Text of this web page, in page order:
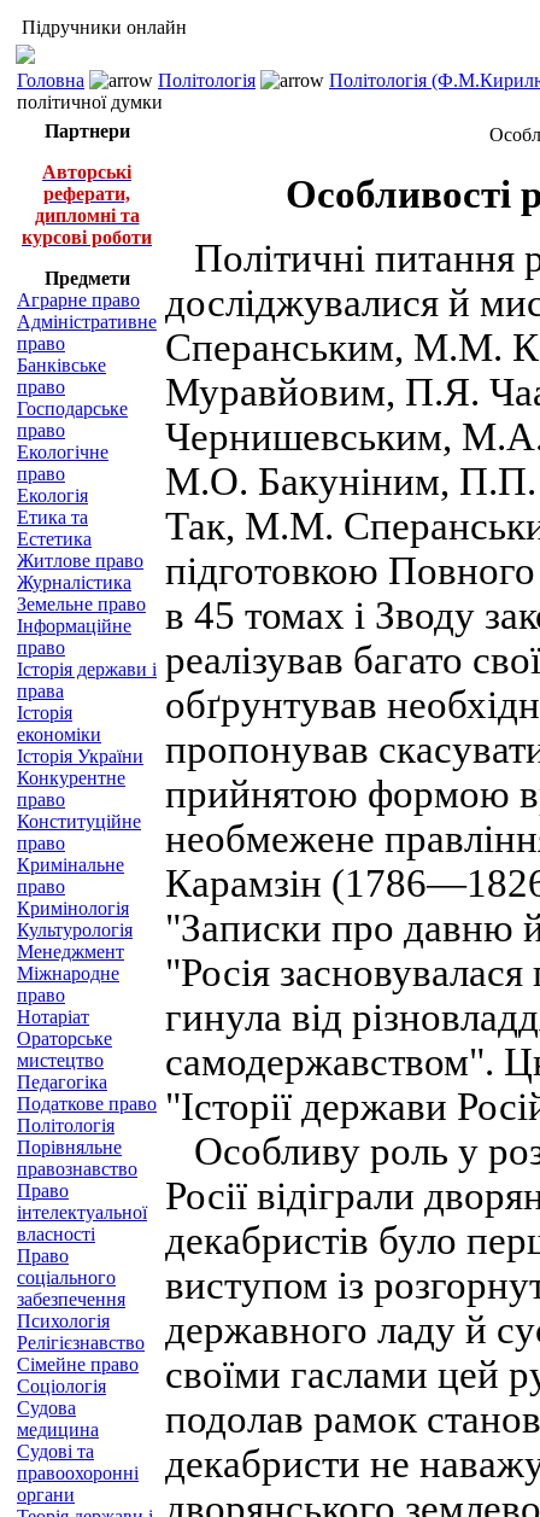
Підручники онлайн
Головна Політологія
Політологія
політичної думки
Партнери
Авторські
реферати,
дипломні та
курсові роботи
Предмети
Аграрне право
Адміністративне
право
Банківське
право
Господарське
право
Екологічне
право
Екологія
Етика та
Естетика
Житлове право
Журналістика
Земельне право
Інформаційне
право
Історія держави і
права
Історія
економіки
Історія України
Конкурентне
право
Конституційне
право
Кримінальне
право
Кримінологія
Культурологія
Менеджмент
Міжнародне
право
Нотаріат
Ораторське
мистецтво
Педагогіка
Податкове право
Політологія
Порівняльне
правознавство
Право
інтелектуальної
власності
Право
соціального
забезпечення
Психологія
Релігієзнавство
Сімейне право
Соціологія
Судова
медицина
Судові та
правоохоронні
органи
Особливості
Політичні питання
досліджувалися й
Сперанським, М.М.
Муравйовим, П.Я.
Чернишевським,
М.О. Бакуніним, П.П.
Так, М.М.
підготовкою Повного
в 45 томах і Зводу
реалізував багато
обґрунтував
пропонував
прийнятою формою
необмежене
Карамзін
"Записки про давню
"Росія
гинула від
самодержавством".
"Історії держави
Особливу роль у
Росії відіграли
декабристів було
виступом із
державного ладу й
своїми гаслами цей
подолав рамок
декабристи не